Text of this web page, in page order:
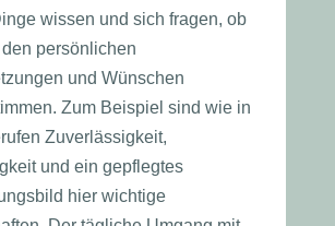
wissen und sich fragen, ob
persönlichen
und Wünschen
Zum Beispiel sind wie in
Zuverlässigkeit,
und ein gepflegtes
hier wichtige